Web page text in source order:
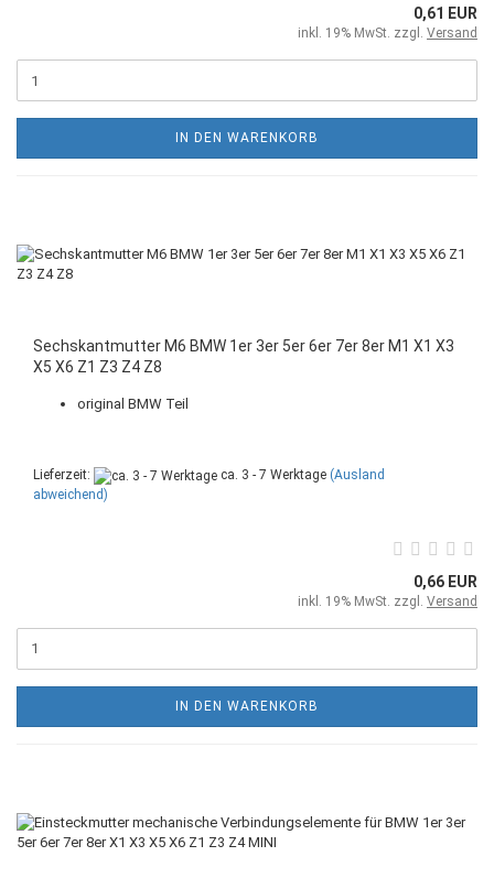
0,61 EUR
inkl. 19% MwSt. zzgl. Versand
IN DEN WARENKORB
Sechskantmutter M6 BMW 1er 3er 5er 6er 7er 8er M1 X1 X3
X5 X6 Z1 Z3 Z4 Z8
original BMW Teil
Lieferzeit: ca. 3 - 7 Werktage (Ausland
abweichend)
0,66 EUR
inkl. 19% MwSt. zzgl. Versand
IN DEN WARENKORB